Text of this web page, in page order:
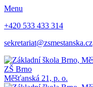
Menu
+420 533 433 314
sekretariat@zsmestanska.cz
ZŠ Brno
Měšťanská 21, p. o.